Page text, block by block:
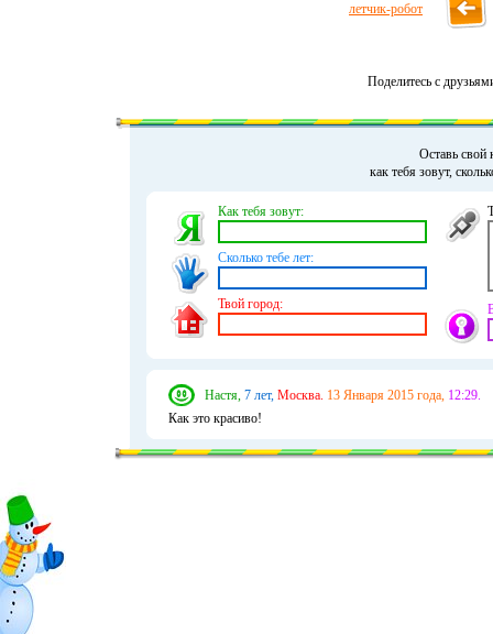
летчик-робот
Поделитесь с
Оставь свой
как тебя зовут,
Как тебя зовут:
Сколько тебе лет:
Твой город:
Настя, 7 лет, Москва. 13 Января 2015 года, 12:29.
Как это красиво!